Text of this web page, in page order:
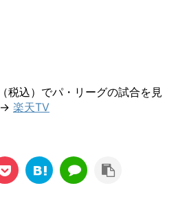
税込）でパ・リーグの試合を見
→ 楽天TV